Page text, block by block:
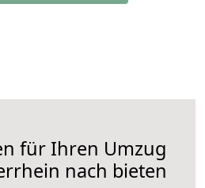
für Ihren Umzug
nach bieten